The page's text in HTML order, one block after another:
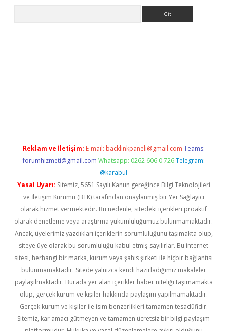
Reklam ve İletişim: E-mail: backlinkpaneli@gmail.com Teams:
forumhizmeti@gmail.com Whatsapp: 0262 606 0 726 Telegram:
@karabul
Yasal Uyarı: Sitemiz, 5651 Sayılı Kanun gereğince Bilgi Teknolojileri
ve İletişim Kurumu (BTK) tarafından onaylanmış bir Yer Sağlayıcı
olarak hizmet vermektedir. Bu nedenle, sitedeki içerikleri proaktif
olarak denetleme veya araştırma yükümlülüğümüz bulunmamaktadır.
Ancak, üyelerimiz yazdıkları içeriklerin sorumluluğunu taşımakta olup,
siteye üye olarak bu sorumluluğu kabul etmiş sayılırlar. Bu internet
sitesi, herhangi bir marka, kurum veya şahıs şirketi ile hiçbir bağlantısı
bulunmamaktadır. Sitede yalnızca kendi hazırladığımız makaleler
paylaşılmaktadır. Burada yer alan içerikler haber niteliği taşımamakta
olup, gerçek kurum ve kişiler hakkında paylaşım yapılmamaktadır.
Gerçek kurum ve kişiler ile isim benzerlikleri tamamen tesadüfidir.
Sitemiz, kar amacı gütmeyen ve tamamen ücretsiz bir bilgi paylaşım